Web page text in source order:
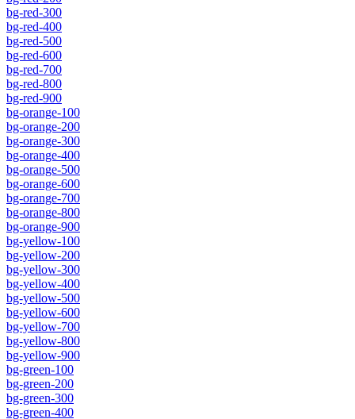
bg-red-300
bg-red-400
bg-red-500
bg-red-600
bg-red-700
bg-red-800
bg-red-900
bg-orange-100
bg-orange-200
bg-orange-300
bg-orange-400
bg-orange-500
bg-orange-600
bg-orange-700
bg-orange-800
bg-orange-900
bg-yellow-100
bg-yellow-200
bg-yellow-300
bg-yellow-400
bg-yellow-500
bg-yellow-600
bg-yellow-700
bg-yellow-800
bg-yellow-900
bg-green-100
bg-green-200
bg-green-300
bg-green-400